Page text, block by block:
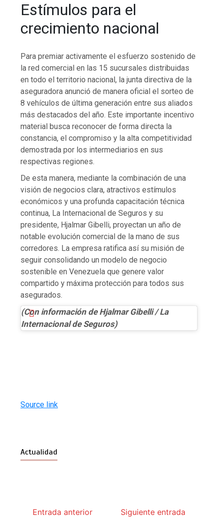
Estímulos para el
crecimiento nacional
Para premiar activamente el esfuerzo sostenido de
la red comercial en las 15 sucursales distribuidas
en todo el territorio nacional, la junta directiva de la
aseguradora anunció de manera oficial el sorteo de
8 vehículos de última generación entre sus aliados
más destacados del año. Este importante incentivo
material busca reconocer de forma directa la
constancia, el compromiso y la alta competitividad
demostrada por los intermediarios en sus
respectivas regiones.
De esta manera, mediante la combinación de una
visión de negocios clara, atractivos estímulos
económicos y una profunda capacitación técnica
continua, La Internacional de Seguros y su
presidente, Hjalmar Gibelli, proyectan un año de
notable evolución comercial de la mano de sus
corredores. La empresa ratifica así su misión de
seguir consolidando un modelo de negocio
sostenible en Venezuela que genere valor
compartido y máxima protección para todos sus
asegurados.
(Con información de Hjalmar Gibelli / La
Internacional de Seguros)
Source link
Actualidad
Entrada anterior Siguiente entrada